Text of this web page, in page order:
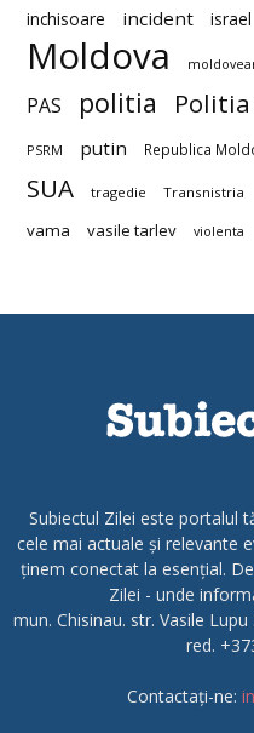
inchisoare incident israel
Moldova
PAS politia
PSRM putin Republica
SUA tragedie Transnistria
vama vasile tarlev violenta
Subiectul Zilei este portalul
cele mai actuale și relevante
ținem conectat la esențial.
Zilei - unde
mun. Chisinau. str. Vasile
red.
Contactați-ne: